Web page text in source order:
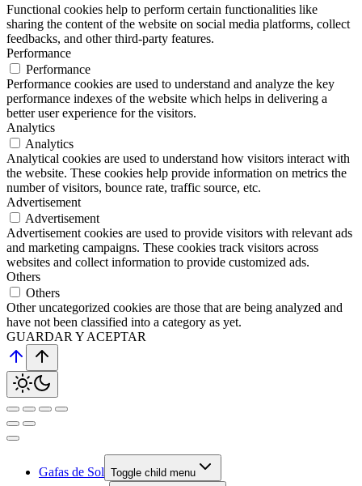
Functional cookies help to perform certain functionalities like
sharing the content of the website on social media platforms, collect
feedbacks, and other third-party features.
Performance
Performance
Performance cookies are used to understand and analyze the key
performance indexes of the website which helps in delivering a
better user experience for the visitors.
Analytics
Analytics
Analytical cookies are used to understand how visitors interact with
the website. These cookies help provide information on metrics the
number of visitors, bounce rate, traffic source, etc.
Advertisement
Advertisement
Advertisement cookies are used to provide visitors with relevant ads
and marketing campaigns. These cookies track visitors across
websites and collect information to provide customized ads.
Others
Others
Other uncategorized cookies are those that are being analyzed and
have not been classified into a category as yet.
GUARDAR Y ACEPTAR
Gafas de Sol Toggle child menu